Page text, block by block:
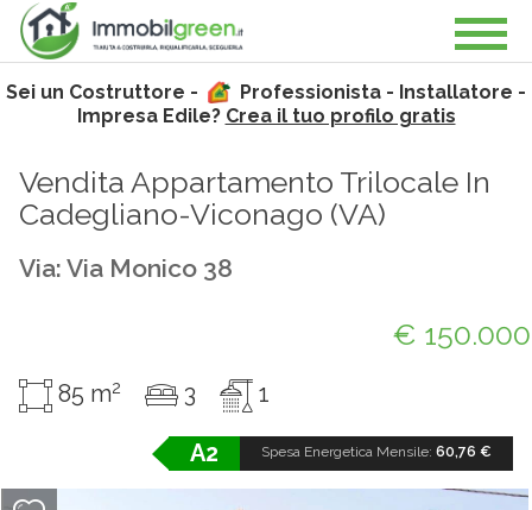
Sei un Costruttore -
Professionista - Installatore -
Impresa Edile? Crea il tuo profilo gratis
Vendita Appartamento Trilocale In
Cadegliano-Viconago (VA)
Via: Via Monico 38
€ 150.000
85 m2 3 1
Spesa Energetica Mensile: 60,76 €
A2